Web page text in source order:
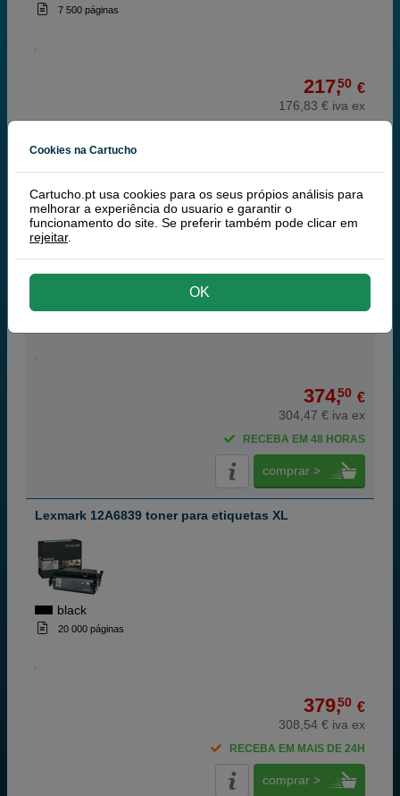
7 500 páginas
217,50 €
176,83 € iva ex
Lexmark 12A6835 toner preto XL
374,50 €
304,47 € iva ex
RECEBA EM 48 HORAS
comprar >
Lexmark 12A6839 toner para etiquetas XL
black
20 000 páginas
379,50 €
308,54 € iva ex
RECEBA EM MAIS DE 24H
comprar >
Cookies na Cartucho
Cartucho.pt usa cookies para os seus própios análisis para
melhorar a experiência do usuario e garantir o
funcionamento do site. Se preferir também pode clicar em
rejeitar.
OK